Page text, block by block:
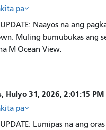
pa
Naayos na ang
Muling bumubukas ang
M Ocean View.
Hulyo 31, 2026, 2:01:15 PM
pa
Lumipas na ang